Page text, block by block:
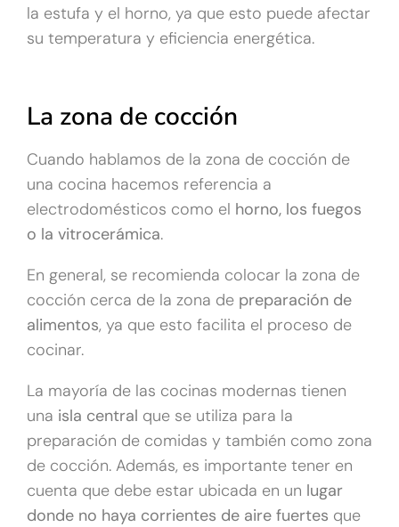
la estufa y el horno, ya que esto puede afectar
su temperatura y eficiencia energética.
La zona de cocción
Cuando hablamos de la zona de cocción de
una cocina hacemos referencia a
electrodomésticos como el horno, los fuegos
o la vitrocerámica.
En general, se recomienda colocar la zona de
cocción cerca de la zona de preparación de
alimentos, ya que esto facilita el proceso de
cocinar.
La mayoría de las cocinas modernas tienen
una isla central que se utiliza para la
preparación de comidas y también como zona
de cocción. Además, es importante tener en
cuenta que debe estar ubicada en un lugar
donde no haya corrientes de aire fuertes que